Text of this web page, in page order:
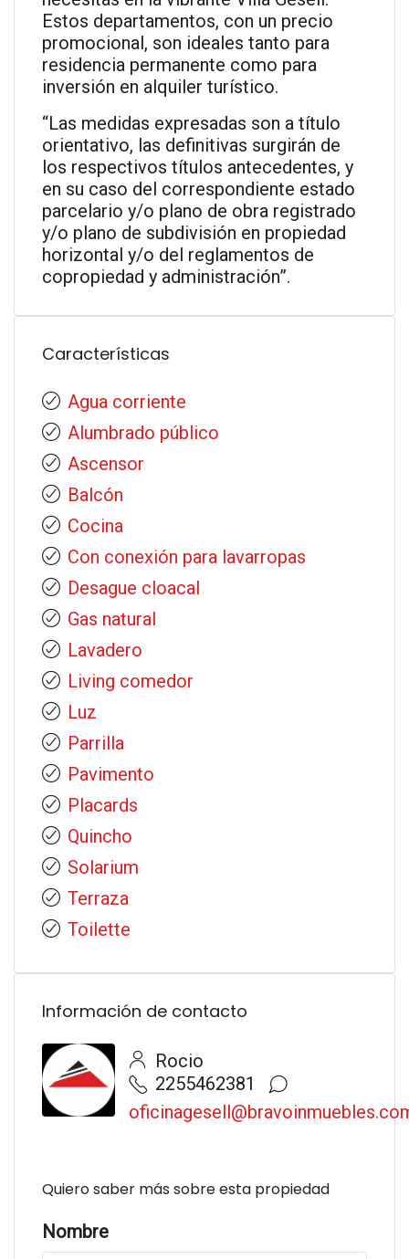
Estos departamentos, con un precio
promocional, son ideales tanto para
residencia permanente como para
inversión en alquiler turístico.
“Las medidas expresadas son a título
orientativo, las definitivas surgirán de
los respectivos títulos antecedentes, y
en su caso del correspondiente estado
parcelario y/o plano de obra registrado
y/o plano de subdivisión en propiedad
horizontal y/o del reglamentos de
copropiedad y administración”.
Características
Agua corriente
Alumbrado público
Ascensor
Balcón
Cocina
Con conexión para lavarropas
Desague cloacal
Gas natural
Lavadero
Living comedor
Luz
Parrilla
Pavimento
Placards
Quincho
Solarium
Terraza
Toilette
Información de contacto
Rocio
2255462381
Quiero saber más sobre esta propiedad
Nombre